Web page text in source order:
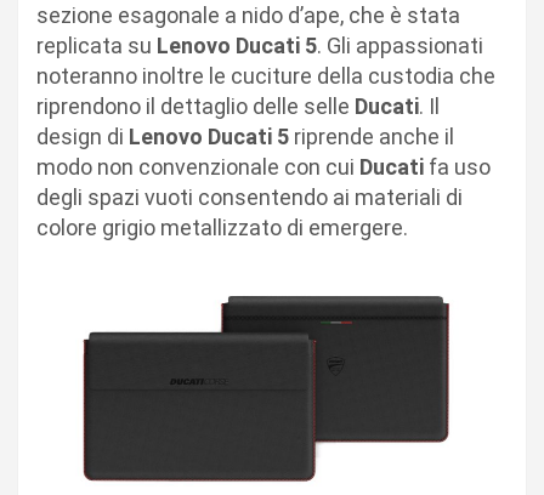
sezione esagonale a nido d’ape, che è stata
replicata su Lenovo Ducati 5. Gli appassionati
noteranno inoltre le cuciture della custodia che
riprendono il dettaglio delle selle Ducati. Il
design di Lenovo Ducati 5 riprende anche il
modo non convenzionale con cui Ducati fa uso
degli spazi vuoti consentendo ai materiali di
colore grigio metallizzato di emergere.